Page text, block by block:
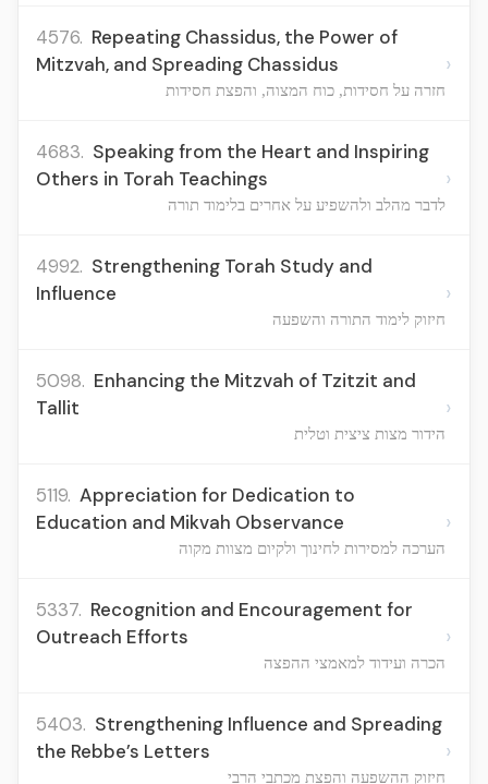
4576. Repeating Chassidus, the Power of
Mitzvah, and Spreading Chassidus
חזרה על חסידות, כוח המצוה, והפצת חסידות
›
4683. Speaking from the Heart and Inspiring
Others in Torah Teachings
לדבר מהלב ולהשפיע על אחרים בלימוד תורה
›
4992. Strengthening Torah Study and
Influence
חיזוק לימוד התורה והשפעה
›
5098. Enhancing the Mitzvah of Tzitzit and
Tallit
הידור מצות ציצית וטלית
›
5119. Appreciation for Dedication to
Education and Mikvah Observance
הערכה למסירות לחינוך ולקיום מצוות מקוה
›
5337. Recognition and Encouragement for
Outreach Efforts
הכרה ועידוד למאמצי ההפצה
›
5403. Strengthening Influence and Spreading
the Rebbe’s Letters
חיזוק ההשפעה והפצת מכתבי הרבי
›